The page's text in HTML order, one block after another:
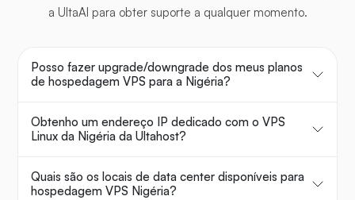
a UltaAI para obter suporte a qualquer momento.
Posso fazer upgrade/downgrade dos meus planos
de hospedagem VPS para a Nigéria?
Obtenho um endereço IP dedicado com o VPS
Linux da Nigéria da Ultahost?
Quais são os locais de data center disponíveis para
hospedagem VPS Nigéria?